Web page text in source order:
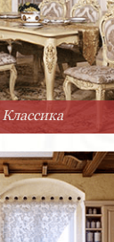
Классика